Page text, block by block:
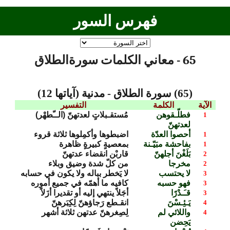
فهرس السور
65 - معاني الكلمات سورةالطلاق
(65) سورة الطلاق - مدنية (آياتها 12)
الآية الكلمة التفسير
1
فطلّـقوهن
لعدتهنّ
مُستقـبلاتٍ لعدتهنّ (الــّطهْر)
1 أحصوا العدّة اضبطوها وأكمِلوها ثلاثة قروء
1 بفاحشة مبَيّـنة بمعصيةٍ كبيرةٍ ظاهرة
2 بَلَغْنَ أجلهنّ قاربْن انقضاء عدتهنّ
2 مخرجا من كلّ شدة وضيق وبلاء
3 لا يحتسب لا يَخطر بباله ولا يكون في حسابه
3 فهو حسبه كافيه ما أهمّه في جميع أموره
3 قـَـدْرًا أجَلاً ينتهي إليه أو تقديرا أزَلاً
4 يَـئِـسْنَ انقـطع رَجاؤهنّ لِكِبَرهنّ
4
واللائي لم
يَحِضن
لِصِغرهنّ عدتهن ثلاثة أشهر